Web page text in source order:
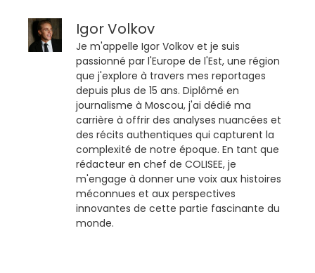
Igor Volkov
Je m'appelle Igor Volkov et je suis
passionné par l'Europe de l'Est, une région
que j'explore à travers mes reportages
depuis plus de 15 ans. Diplômé en
journalisme à Moscou, j'ai dédié ma
carrière à offrir des analyses nuancées et
des récits authentiques qui capturent la
complexité de notre époque. En tant que
rédacteur en chef de COLISEE, je
m'engage à donner une voix aux histoires
méconnues et aux perspectives
innovantes de cette partie fascinante du
monde.